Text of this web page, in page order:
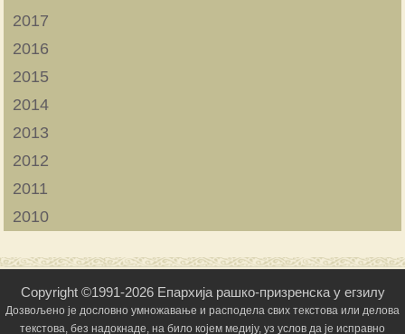
2017
2016
2015
2014
2013
2012
2011
2010
Copyright ©1991-2026 Епархија рашко-призренска у егзилу
Дозвољено је дословно умножавање и расподела свих текстова или делова
текстова, без надокнаде, на било којем медију, уз услов да је исправно